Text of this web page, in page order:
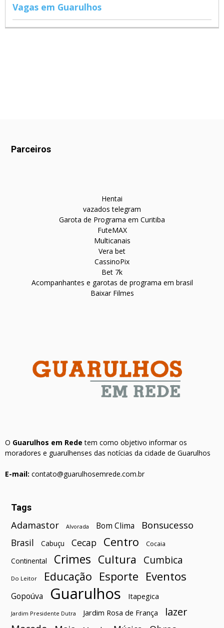
Vagas em Guarulhos
Parceiros
Hentai
vazados telegram
Garota de Programa em Curitiba
FuteMAX
Multicanais
Vera bet
CassinoPix
Bet 7k
Acompanhantes e garotas de programa em brasil
Baixar Filmes
O Guarulhos em Rede tem como objetivo informar os
moradores e guarulhenses das notícias da cidade de Guarulhos
E-mail: contato@guarulhosemrede.com.br
Tags
Adamastor Alvorada Bom Clima Bonsucesso
Brasil Cabuçu Cecap Centro Cocaia
Continental Crimes Cultura Cumbica
Do Leitor Educação Esporte Eventos
Gopoúva Guarulhos Itapegica
Jardim Presidente Dutra Jardim Rosa de França
lazer